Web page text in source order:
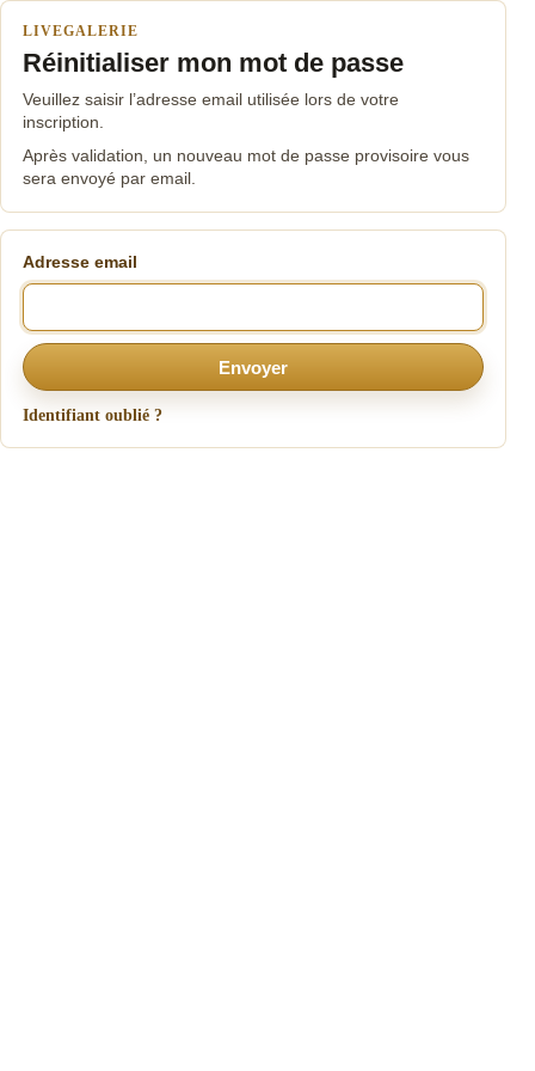
LIVEGALERIE
Réinitialiser mon mot de passe
Veuillez saisir l’adresse email utilisée lors de votre
inscription.
Après validation, un nouveau mot de passe provisoire vous
sera envoyé par email.
Adresse email
Envoyer
Identifiant oublié ?